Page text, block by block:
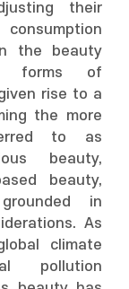
their
the beauty
forms of
rise to a
the more
to as
beauty,
beauty,
in
As
climate
pollution